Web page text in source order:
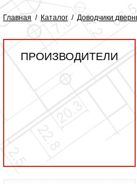
Главная / Каталог / Доводчики
ПРОИЗВОДИТЕЛИ